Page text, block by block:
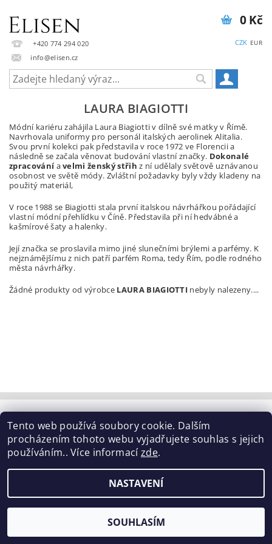
+420 774 294 020
info@elisen.cz
CZK EUR
0 Kč
LAURA BIAGIOTTI
Módní kariéru zahájila Laura Biagiotti v dílně své matky v Římě.
Navrhovala uniformy pro personál italských aerolinek Alitalia.
Svou první kolekci pak představila v roce 1972 ve Florencii a
následně se začala věnovat budování vlastní značky. Dokonalé
zpracováníavelmi ženský střih z ní udělaly světově uznávanou
osobnost ve světě módy. Zvláštní požadavky byly vždy kladeny na
použitý materiál,
V roce 1988 se Biagiotti stala první italskou návrhářkou pořádající
vlastní módní přehlídku v Číně. Představila při ní hedvábné a
kašmírové šaty a halenky.
Její značka se proslavila mimo jiné slunečními brýlemi a parfémy. K
nejznámějšímu z nich patří parfém Roma, tedy Řím, podle rodného
města návrhářky.
Žádné produkty od výrobce LAURA BIAGIOTTI nebyly nalezeny....
Tabulka velikostí | Doprava a Platba | Blog
Podmínky ochrany osobních údajů | Obchodní podmínky
Výměna / vrácení zboží
ELISEN, všechna práva vyhrazena
Vytvořil Shoptet
Tento web používá soubory cookie. Dalším
procházením tohoto webu vyjadřujete souhlas s jejich
používáním.. Více informacízde.
NASTAVENÍ
SOUHLASÍM